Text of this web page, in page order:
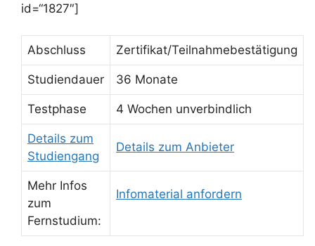
id=“1827″]
Abschluss Zertifikat/Teilnahmebestätigung
Studiendauer 36 Monate
Testphase 4 Wochen unverbindlich
Details zum
Studiengang
Details zum Anbieter
Mehr Infos
zum
Fernstudium:
Infomaterial anfordern